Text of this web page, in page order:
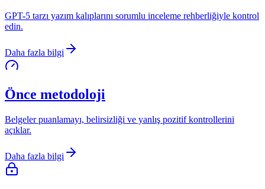
GPT-5 tarzı yazım kalıplarını sorumlu inceleme rehberliğiyle kontrol
edin.
Daha fazla bilgi
Önce metodoloji
Belgeler puanlamayı, belirsizliği ve yanlış pozitif kontrollerini
açıklar.
Daha fazla bilgi